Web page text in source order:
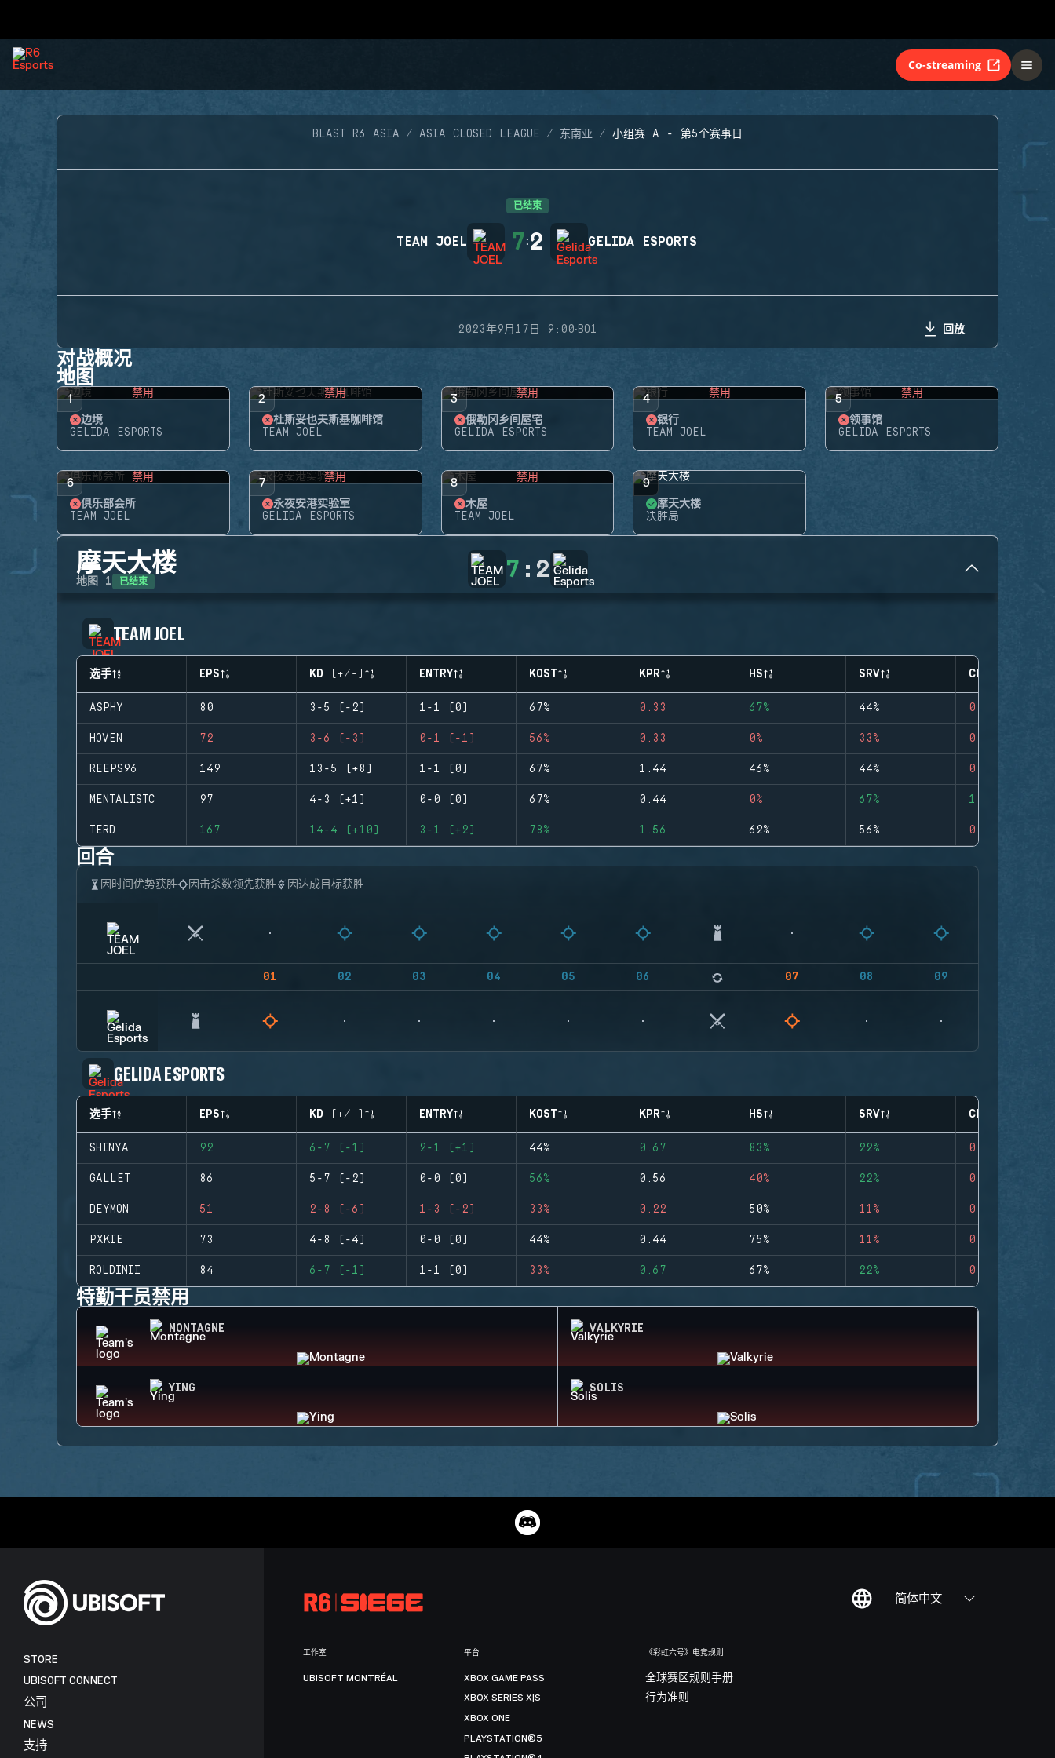
Co-streaming
BLAST R6 ASIA ASIA CLOSED LEAGUE 东南亚 小组赛 A - 第5个赛事日
已结束
TEAM JOEL 7:2 GELIDA ESPORTS
2023年9月17日 9:00·BO1 回放
对战概况
地图
1 禁用
边境
GELIDA ESPORTS
2 禁用
杜斯妥也夫斯基咖啡馆
TEAM JOEL
3 禁用
俄勒冈乡间屋宅
GELIDA ESPORTS
4 禁用
银行
TEAM JOEL
5 禁用
领事馆
GELIDA ESPORTS
6 禁用
俱乐部会所
TEAM JOEL
7 禁用
永夜安港实验室
GELIDA ESPORTS
8 禁用
木屋
TEAM JOEL
9
摩天大楼
决胜局
摩天大楼
地图 1 已结束 7 : 2
TEAM JOEL
选手 EPS KD (+/-) ENTRY KOST KPR HS SRV CLUTCHES
ASPHY 80 3-5 (-2) 1-1 (0) 67% 0.33 67% 44% 0
HOVEN 72 3-6 (-3) 0-1 (-1) 56% 0.33 0% 33% 0
REEPS96 149 13-5 (+8) 1-1 (0) 67% 1.44 46% 44% 0
MENTALISTC 97 4-3 (+1) 0-0 (0) 67% 0.44 0% 67% 1
TERD 167 14-4 (+10) 3-1 (+2) 78% 1.56 62% 56% 0
回合
因时间优势获胜 因击杀数领先获胜 因达成目标获胜
01 02 03 04 05 06 07 08 09
GELIDA ESPORTS
选手 EPS KD (+/-) ENTRY KOST KPR HS SRV CLUTCHES
SHINYA 92 6-7 (-1) 2-1 (+1) 44% 0.67 83% 22% 0
GALLET 86 5-7 (-2) 0-0 (0) 56% 0.56 40% 22% 0
DEYMON 51 2-8 (-6) 1-3 (-2) 33% 0.22 50% 11% 0
PXKIE 73 4-8 (-4) 0-0 (0) 44% 0.44 75% 11% 0
ROLDINII 84 6-7 (-1) 1-1 (0) 33% 0.67 67% 22% 0
特勤干员禁用
MONTAGNE VALKYRIE
YING SOLIS
简体中文
STORE
UBISOFT CONNECT
公司
NEWS
支持
工作室
UBISOFT MONTRÉAL
平台
XBOX GAME PASS
XBOX SERIES X|S
XBOX ONE
PLAYSTATION®5
《彩虹六号》电竞规则
全球赛区规则手册
行为准则